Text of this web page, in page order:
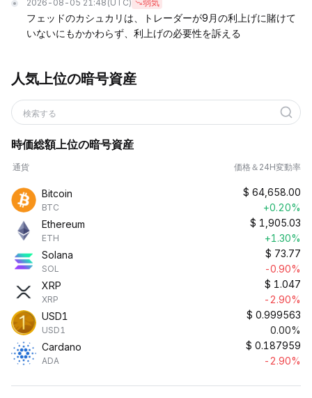
2026-08-05 21:48 (UTC) 弱気
フェッドのカシュカリは、トレーダーが9月の利上げに賭けて
いないにもかかわらず、利上げの必要性を訴える
人気上位の暗号資産
検索する
時価総額上位の暗号資産
通貨 価格＆24H変動率
Bitcoin
BTC
$ 64,658.00
+0.20%
Ethereum
ETH
$ 1,905.03
+1.30%
Solana
SOL
$ 73.77
-0.90%
XRP
XRP
$ 1.047
-2.90%
USD1
USD1
$ 0.999563
0.00%
Cardano
ADA
$ 0.187959
-2.90%